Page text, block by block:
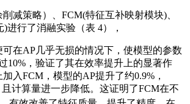
减策略）、FCM(特征互补映射模块)、
进行了消融实验（表 4），
在AP几乎无损的情况下，使模型的参数
10%，验证了其在效率提升上的显著作
入FCM，模型的AP提升了约0.9%，
且计算量进一步降低。这证明了FCM在不